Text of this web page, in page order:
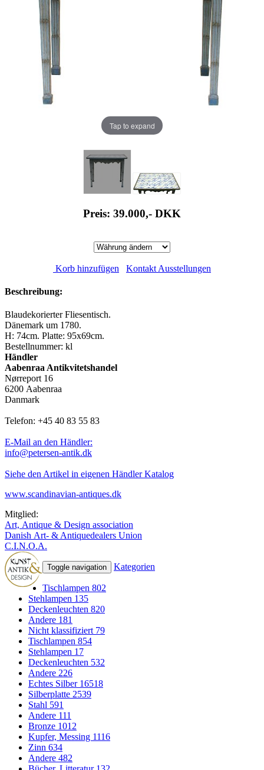
Tap to expand
Preis: 39.000,- DKK
Korb hinzufügen Kontakt Ausstellungen
Beschreibung:
Blaudekorierter Fliesentisch.
Dänemark um 1780.
H: 74cm. Platte: 95x69cm.
Bestellnummer: kl
Händler
Aabenraa Antikvitetshandel
Nørreport 16
6200 Aabenraa
Danmark
Telefon: +45 40 83 55 83
E-Mail an den Händler:
info@petersen-antik.dk
Siehe den Artikel in eigenen Händler Katalog
www.scandinavian-antiques.dk
Mitglied:
Art, Antique & Design association
Danish Art- & Antiquedealers Union
C.I.N.O.A.
Toggle navigation Kategorien
Tischlampen 802
Stehlampen 135
Deckenleuchten 820
Andere 181
Nicht klassifiziert 79
Tischlampen 854
Stehlampen 17
Deckenleuchten 532
Andere 226
Echtes Silber 16518
Silberplatte 2539
Stahl 591
Andere 111
Bronze 1012
Kupfer, Messing 1116
Zinn 634
Andere 482